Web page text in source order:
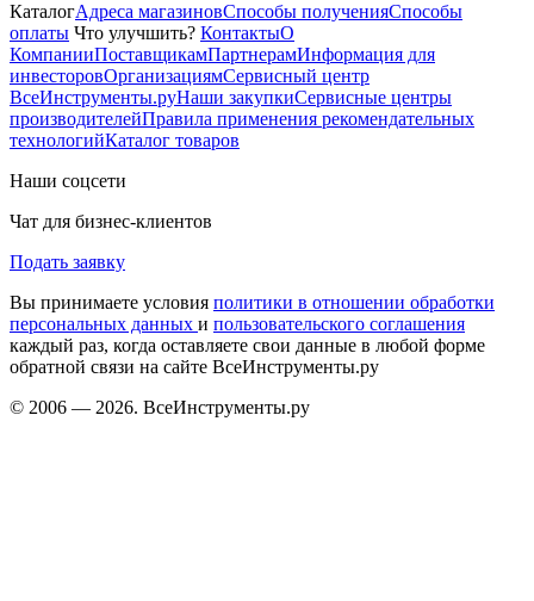
КаталогАдреса магазиновСпособы полученияСпособы
оплаты Что улучшить? КонтактыО
КомпанииПоставщикамПартнерамИнформация для
инвесторовОрганизациямСервисный центр
ВсеИнструменты.руНаши закупкиСервисные центры
производителейПравила применения рекомендательных
технологийКаталог товаров
Наши соцсети
Чат для бизнес-клиентов
Подать заявку
Вы принимаете условия политики в отношении обработки
персональных данных и пользовательского соглашения
каждый раз, когда оставляете свои данные в любой форме
обратной связи на сайте ВсеИнструменты.ру
© 2006 — 2026. ВсеИнструменты.ру